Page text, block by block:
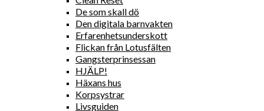
De som skall dö
Den digitala barnvakten
Erfarenhetsunderskott
Flickan från Lotusfälten
Gangsterprinsessan
HJÄLP!
Häxans hus
Korpsystrar
Livsguiden